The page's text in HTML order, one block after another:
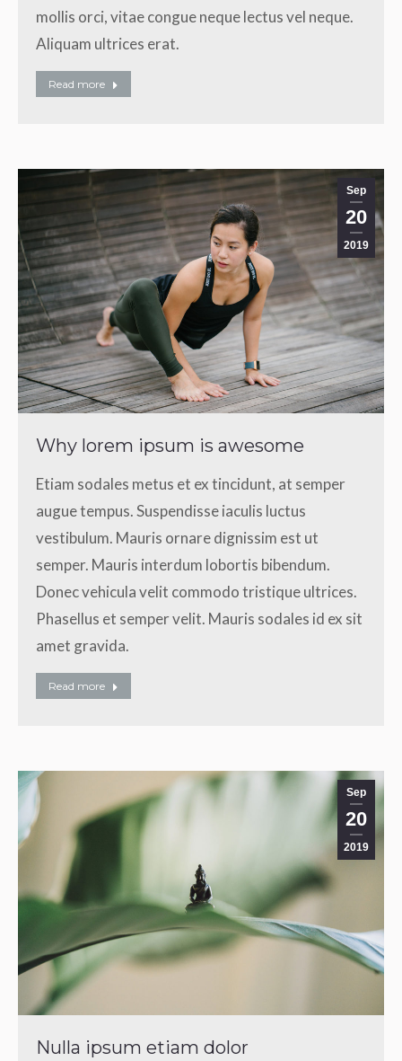
mollis orci, vitae congue neque lectus vel neque.
Aliquam ultrices erat.
Read more
Sep
20
2019
Why lorem ipsum is awesome
Etiam sodales metus et ex tincidunt, at semper
augue tempus. Suspendisse iaculis luctus
vestibulum. Mauris ornare dignissim est ut
semper. Mauris interdum lobortis bibendum.
Donec vehicula velit commodo tristique ultrices.
Phasellus et semper velit. Mauris sodales id ex sit
amet gravida.
Read more
Sep
20
2019
Nulla ipsum etiam dolor